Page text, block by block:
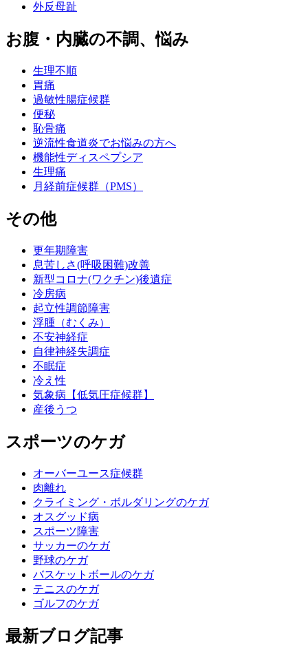
外反母趾
お腹・内臓の不調、悩み
生理不順
胃痛
過敏性腸症候群
便秘
恥骨痛
逆流性食道炎でお悩みの方へ
機能性ディスペプシア
生理痛
月経前症候群（PMS）
その他
更年期障害
息苦しさ(呼吸困難)改善
新型コロナ(ワクチン)後遺症
冷房病
起立性調節障害
浮腫（むくみ）
不安神経症
自律神経失調症
不眠症
冷え性
気象病【低気圧症候群】
産後うつ
スポーツのケガ
オーバーユース症候群
肉離れ
クライミング・ボルダリングのケガ
オスグッド病
スポーツ障害
サッカーのケガ
野球のケガ
バスケットボールのケガ
テニスのケガ
ゴルフのケガ
最新ブログ記事